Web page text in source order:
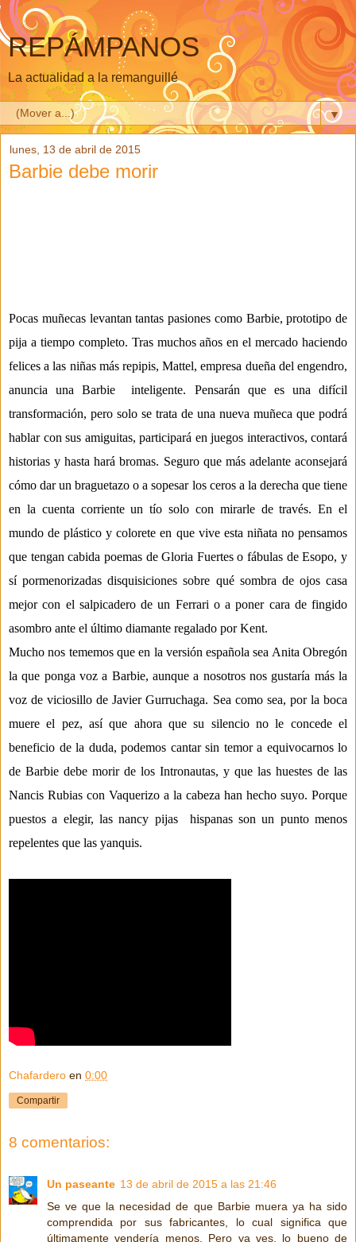
REPÁMPANOS
La actualidad a la remanguillé
▼
lunes, 13 de abril de 2015
Barbie debe morir
Pocas muñecas levantan tantas pasiones como Barbie, prototipo de
pija a tiempo completo. Tras muchos años en el mercado haciendo
felices a las niñas más repipis,Mattel, empresa dueña del engendro,
anuncia una Barbie
inteligente. Pensarán que es una difícil
transformación, pero solo se trata de una nueva muñeca que podrá
hablar con sus amiguitas, participará en juegos interactivos, contará
historias y hasta hará bromas. Seguro que más adelante aconsejará
cómo dar unbraguetazo o a sopesar los ceros a la derecha que tiene
en la cuenta corriente un tío solo con mirarle de través. En el
mundo de plástico y colorete en que vive esta niñata no pensamos
que tengan cabida poemas de Gloria Fuertes o fábulas deEsopo, y
sípormenorizadas disquisiciones sobre qué sombra de ojos casa
mejor con el salpicaderode un Ferrari o a poner cara de fingido
asombro ante el último diamante regalado por Kent.
Mucho nos tememos que en la versión española sea Anita Obregón
la que ponga voz a Barbie, aunque a nosotros nos gustaría más la
voz deviciosillo de JavierGurruchaga. Sea como sea, por la boca
muere el pez, así que ahora que su silencio no le concede el
beneficio de la duda, podemos cantar sin temor a equivocarnos lo
de Barbie debe morir de los Intronautas, y que las huestes de las
Nancis Rubias con Vaquerizo a la cabeza han hecho suyo. Porque
puestos a elegir, lasnancy pijas hispanas son un punto menos
repelentes que las yanquis.
Chafardero en 0:00
Compartir
8 comentarios:
Un paseante 13 de abril de 2015 a las 21:46
Se ve que la necesidad de que Barbie muera ya ha sido
comprendida por sus fabricantes, lo cual significa que
últimamente vendería menos. Pero ya ves, lo bueno de